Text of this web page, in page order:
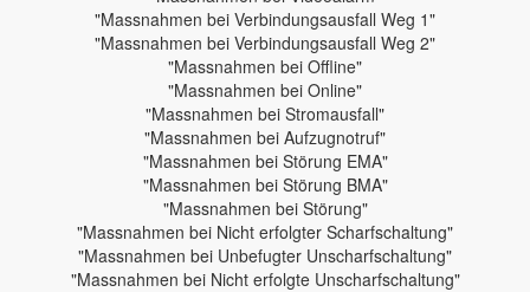
"Massnahmen bei Verbindungsausfall Weg 1"
"Massnahmen bei Verbindungsausfall Weg 2"
"Massnahmen bei Offline"
"Massnahmen bei Online"
"Massnahmen bei Stromausfall"
"Massnahmen bei Aufzugnotruf"
"Massnahmen bei Störung EMA"
"Massnahmen bei Störung BMA"
"Massnahmen bei Störung"
"Massnahmen bei Nicht erfolgter Scharfschaltung"
"Massnahmen bei Unbefugter Unscharfschaltung"
"Massnahmen bei Nicht erfolgte Unscharfschaltung"